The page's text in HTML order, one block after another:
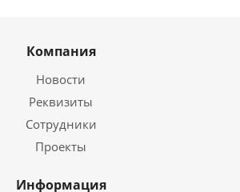
Компания
Новости
Реквизиты
Сотрудники
Проекты
Информация